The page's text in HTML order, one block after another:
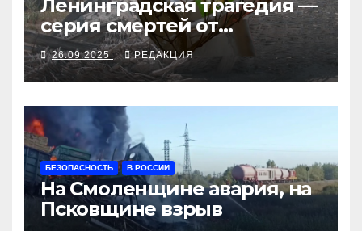
Ленинградская трагедия —
серия смертей от
алкосуррогата
26.09.2025 РЕДАКЦИЯ
БЕЗОПАСНОСТЬ В РОССИИ
На Смоленщине авария, на
Псковщине взрыв